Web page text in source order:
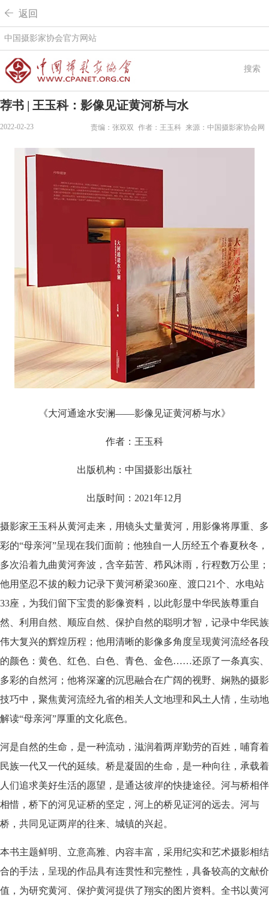
 返回
中国摄影家协会官方网站
搜索
荐书 | 王玉科：影像见证黄河桥与水
2022-02-23 来源：中国摄影家协会网
作者：王玉科
责编：张双双
《大河通途水安澜——影像见证黄河桥与水》
作者：王玉科
出版机构：中国摄影出版社
出版时间：2021年12月
摄影家王玉科从黄河走来，用镜头丈量黄河，用影像将厚重、多
彩的“母亲河”呈现在我们面前；他独自一人历经五个春夏秋冬，
多次沿着九曲黄河奔波，含辛茹苦、栉风沐雨，行程数万公里；
他用坚忍不拔的毅力记录下黄河桥梁360座、渡口21个、水电站
33座，为我们留下宝贵的影像资料，以此彰显中华民族尊重自
然、利用自然、顺应自然、保护自然的聪明才智，记录中华民族
伟大复兴的辉煌历程；他用清晰的影像多角度呈现黄河流经各段
的颜色：黄色、红色、白色、青色、金色……还原了一条真实、
多彩的自然河；他将深邃的沉思融合在广阔的视野、娴熟的摄影
技巧中，聚焦黄河流经九省的相关人文地理和风土人情，生动地
解读“母亲河”厚重的文化底色。
河是自然的生命，是一种流动，滋润着两岸勤劳的百姓，哺育着
民族一代又一代的延续。桥是凝固的生命，是一种向往，承载着
人们追求美好生活的愿望，是通达彼岸的快捷途径。河与桥相伴
相惜，桥下的河见证桥的坚定，河上的桥见证河的远去。河与
桥，共同见证两岸的往来、城镇的兴起。
本书主题鲜明、立意高雅、内容丰富，采用纪实和艺术摄影相结
合的手法，呈现的作品具有连贯性和完整性，具备较高的文献价
值，为研究黄河、保护黄河提供了翔实的图片资料。全书以黄河